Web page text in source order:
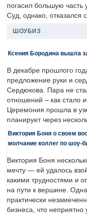
погасил большую
Суд, однако, отказался
ШОУБИЗ
Ксения Бородина вышла
В декабре прошлого
предложение руки и
Сердюкова. Пара не
отношений – как стало
Церемония прошла в
планирует через
Виктория Боня о своем
молчание коллег по шоу-
Виктория Боня
мечту — ей удалось
какими трудностями и
на пути к вершине.
практически
бизнеса, что неприятно